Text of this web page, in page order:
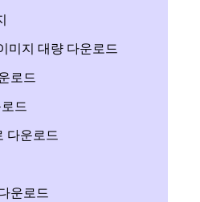
미지 대량 다운로드
로드
드
다운로드
운로드